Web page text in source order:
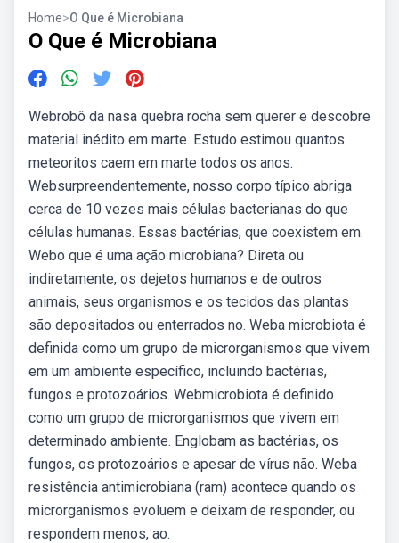
Home>O Que é Microbiana
O Que é Microbiana
Webrobô da nasa quebra rocha sem querer e descobre
material inédito em marte. Estudo estimou quantos
meteoritos caem em marte todos os anos.
Websurpreendentemente, nosso corpo típico abriga
cerca de 10 vezes mais células bacterianas do que
células humanas. Essas bactérias, que coexistem em.
Webo que é uma ação microbiana? Direta ou
indiretamente, os dejetos humanos e de outros
animais, seus organismos e os tecidos das plantas
são depositados ou enterrados no. Weba microbiota é
definida como um grupo de microrganismos que vivem
em um ambiente específico, incluindo bactérias,
fungos e protozoários. Webmicrobiota é definido
como um grupo de microrganismos que vivem em
determinado ambiente. Englobam as bactérias, os
fungos, os protozoários e apesar de vírus não. Weba
resistência antimicrobiana (ram) acontece quando os
microrganismos evoluem e deixam de responder, ou
respondem menos, ao.